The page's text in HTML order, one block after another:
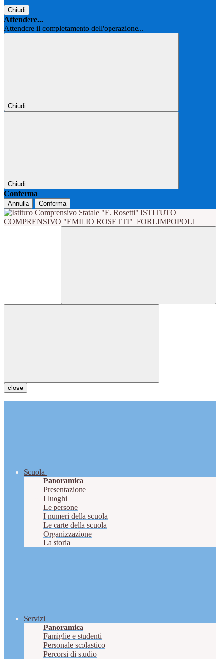
Chiudi
Attendere...
Attendere il completamento dell'operazione...
Chiudi
Chiudi
Conferma
Annulla Conferma
ISTITUTO
COMPRENSIVO "EMILIO ROSETTI" FORLIMPOPOLI
close
Scuola
Panoramica
Presentazione
I luoghi
Le persone
I numeri della scuola
Le carte della scuola
Organizzazione
La storia
Servizi
Panoramica
Famiglie e studenti
Personale scolastico
Percorsi di studio